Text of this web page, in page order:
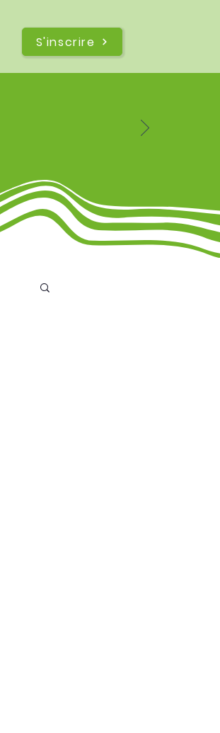
S'inscrire